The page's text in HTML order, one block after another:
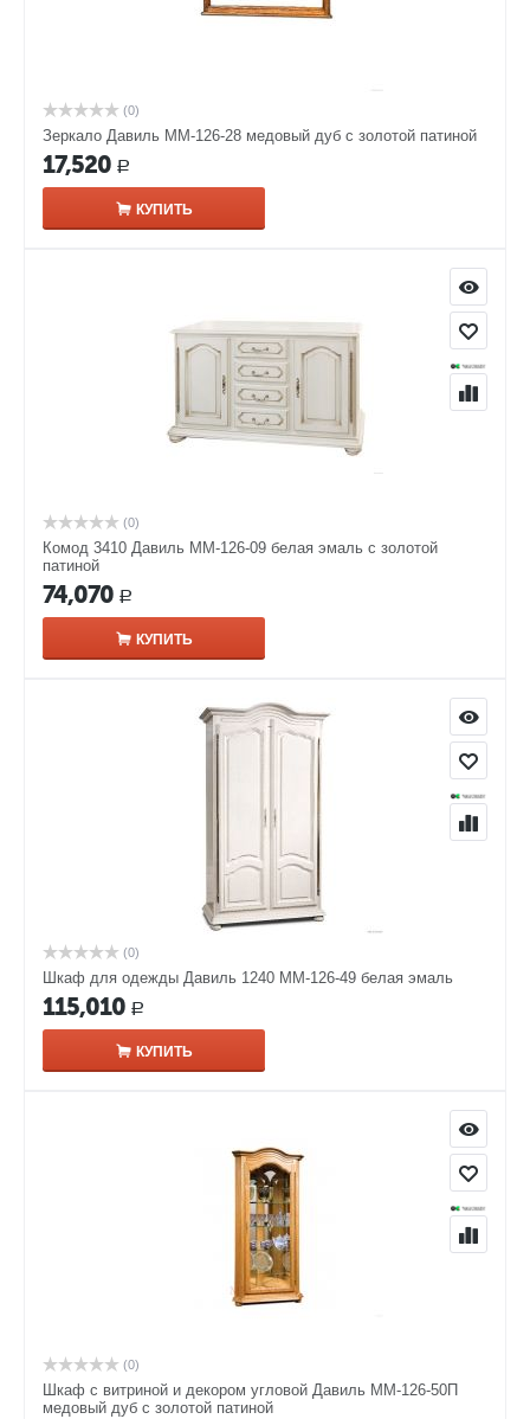
(0)
Зеркало Давиль ММ-126-28 медовый дуб с золотой патиной
17,520 Р
КУПИТЬ
(0)
Комод 3410 Давиль ММ-126-09 белая эмаль с золотой
патиной
74,070 Р
КУПИТЬ
(0)
Шкаф для одежды Давиль 1240 ММ-126-49 белая эмаль
115,010 Р
КУПИТЬ
(0)
Шкаф с витриной и декором угловой Давиль ММ-126-50П
медовый дуб с золотой патиной